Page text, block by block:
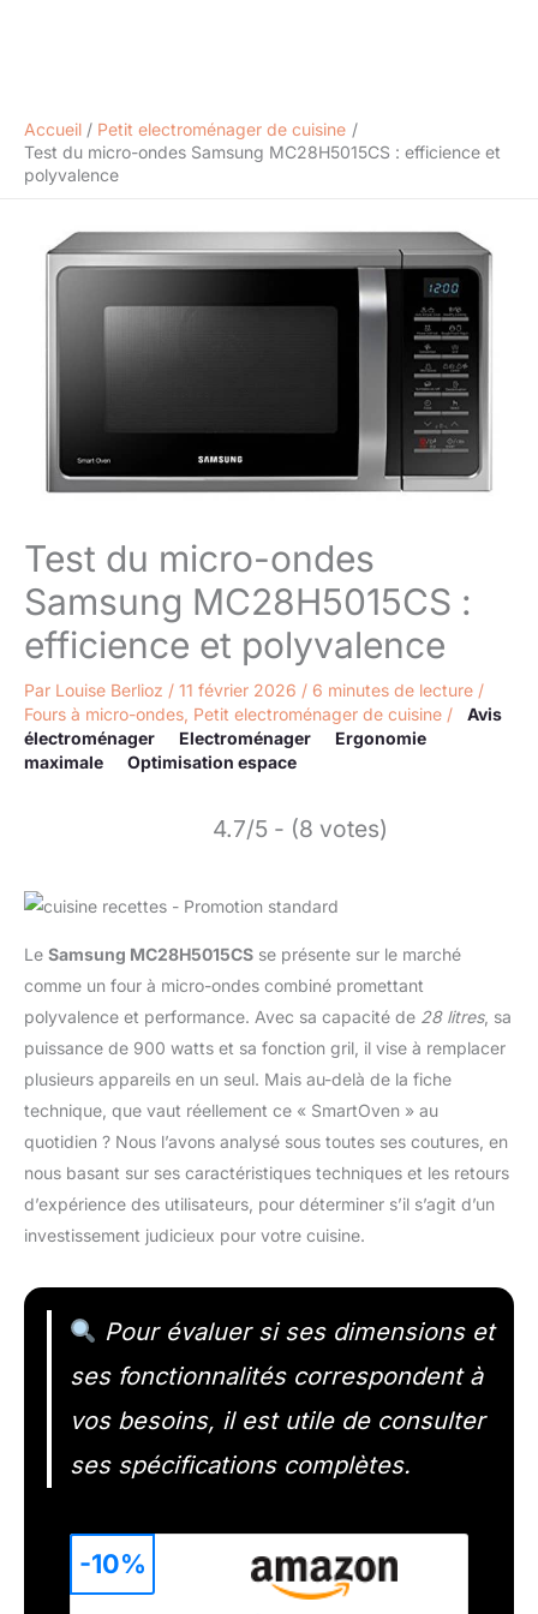
Accueil
Petit electroménager de cuisine
Test du micro-ondes Samsung MC28H5015CS : efficience et
polyvalence
Test du micro-ondes
Samsung MC28H5015CS :
efficience et polyvalence
Par Louise Berlioz / 11 février 2026 / 6 minutes de lecture /
Fours à micro-ondes, Petit electroménager de cuisine /
Avis
électroménager
Electroménager
Ergonomie
maximale
Optimisation espace
4.7/5 - (8 votes)
Le Samsung MC28H5015CS se présente sur le marché
comme un four à micro-ondes combiné promettant
polyvalence et performance. Avec sa capacité de 28 litres, sa
puissance de 900 watts et sa fonction gril, il vise à remplacer
plusieurs appareils en un seul. Mais au-delà de la fiche
technique, que vaut réellement ce « SmartOven » au
quotidien ? Nous l’avons analysé sous toutes ses coutures, en
nous basant sur ses caractéristiques techniques et les retours
d’expérience des utilisateurs, pour déterminer s’il s’agit d’un
investissement judicieux pour votre cuisine.
Pour évaluer si ses dimensions et
ses fonctionnalités correspondent à
vos besoins, il est utile de consulter
ses spécifications complètes.
-10%